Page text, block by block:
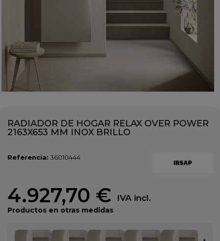
RADIADOR DE HOGAR RELAX OVER POWER
2163X653 MM INOX BRILLO
Referencia: 36010444
4.927,70 € IVA incl.
Productos en otras medidas